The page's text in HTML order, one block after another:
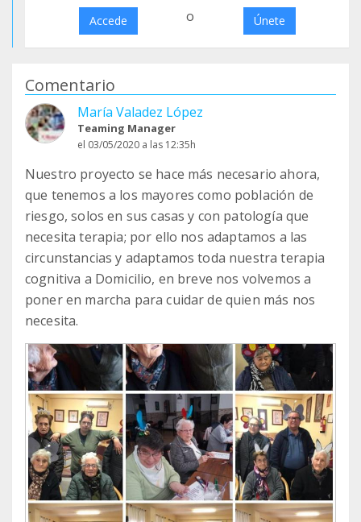
Accede o Únete
Comentario
María Valadez López
Teaming Manager
el 03/05/2020 a las 12:35h
Nuestro proyecto se hace más necesario ahora,
que tenemos a los mayores como población de
riesgo, solos en sus casas y con patología que
necesita terapia; por ello nos adaptamos a las
circunstancias y adaptamos toda nuestra terapia
cognitiva a Domicilio, en breve nos volvemos a
poner en marcha para cuidar de quien más nos
necesita.